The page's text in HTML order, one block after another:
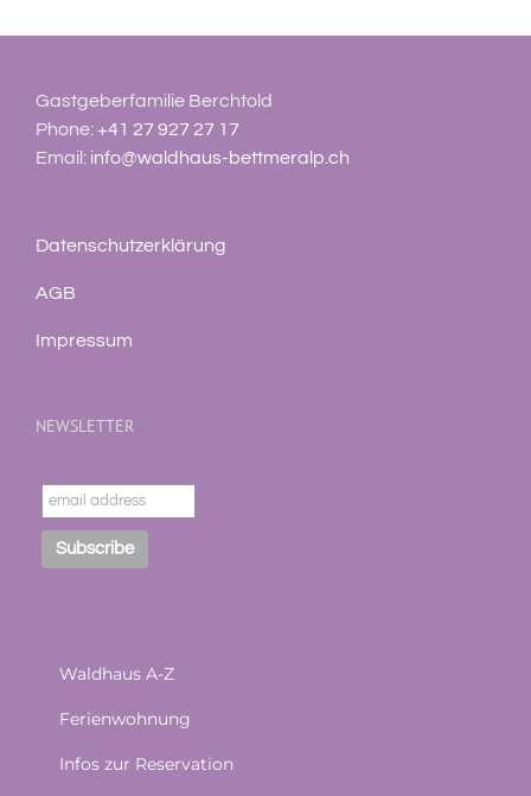
Gastgeberfamilie Berchtold
Phone:+41 27 927 27 17
Email: info@waldhaus-bettmeralp.ch
Datenschutzerklärung
AGB
Impressum
NEWSLETTER
Waldhaus A-Z
Ferienwohnung
Infos zur Reservation